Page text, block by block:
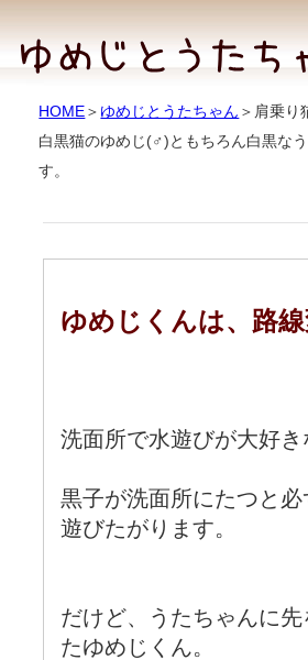
HOME＞ ゆめじとうたちゃん ＞肩乗り
白黒猫のゆめじ(♂)ともちろん白黒な
す。
ゆめじくんは、路
洗面所で水遊びが大好き
黒子が洗面所にたつと
遊びたがります。
だけど、うたちゃんに
たゆめじくん。